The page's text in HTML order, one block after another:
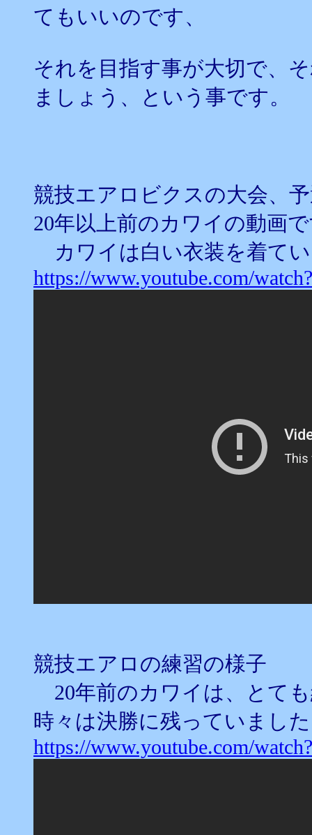
てもいいのです、
それを目指す事が大切で、
ましょう、という事です。
競技エアロビクスの大会、
20年以上前のカワイの動画
カワイは白い衣装を着て
https://www.youtube.com/
競技エアロの練習の様子
20年前のカワイは、とて
時々は決勝に残っていまし
https://www.youtube.com/